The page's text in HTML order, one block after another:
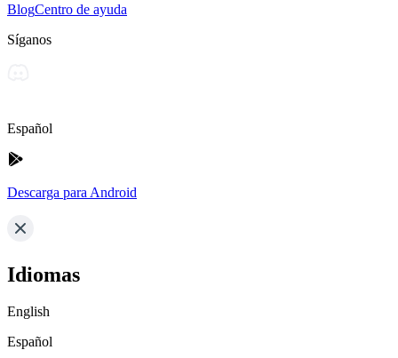
BlogCentro de ayuda
Síganos
Español
Descarga para Android
Idiomas
English
Español